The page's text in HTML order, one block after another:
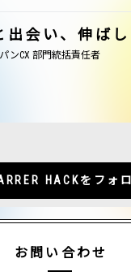
出会い、伸ばし
ンCX 部門統括責任者
HACKをフォ
お問い合わせ